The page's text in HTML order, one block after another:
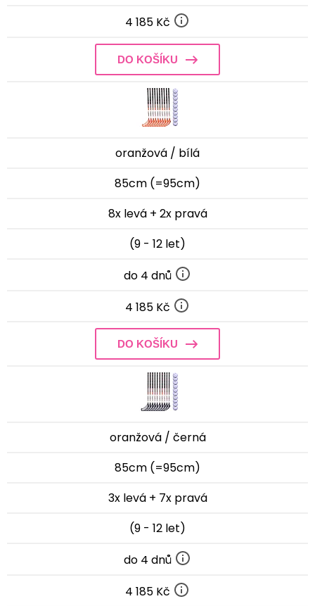
4 185 Kč
DO KOŠÍKU
oranžová / bílá
85cm (=95cm)
8x levá + 2x pravá
(9 - 12 let)
do 4 dnů
4 185 Kč
DO KOŠÍKU
oranžová / černá
85cm (=95cm)
3x levá + 7x pravá
(9 - 12 let)
do 4 dnů
4 185 Kč